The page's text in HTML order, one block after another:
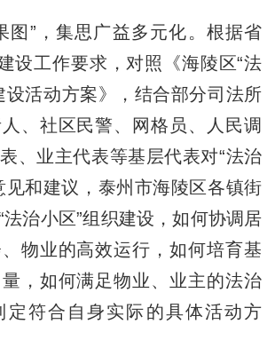
”，集思广益多元化。根据省
设工作要求，对照《海陵区“法
设活动方案》，结合部分司法所
、社区民警、网格员、人民调
、业主代表等基层代表对“法治
见和建议，泰州市海陵区各镇街
法治小区”组织建设，如何协调居
物业的高效运行，如何培育基
，如何满足物业、业主的法治
定符合自身实际的具体活动方